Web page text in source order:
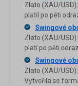
Zlato (XAU/
platil po pěti
Swingové
Zlato (XAU/
platí po pěti
Swingové
Zlato (XAU/
Vytvořila se